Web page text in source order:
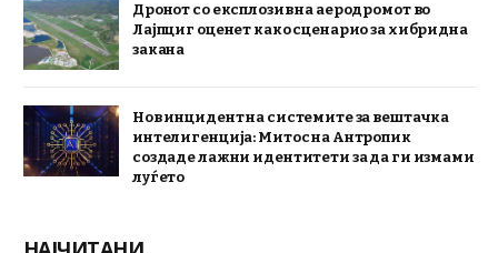
Дронот со експлозив на аеродромот во
Лајпциг оценет како сценарио за хибридна
закана
Нов инцидент на системите за вештачка
интелигенција: Митос на Антропик
создаде лажни идентитети за да ги измами
луѓето